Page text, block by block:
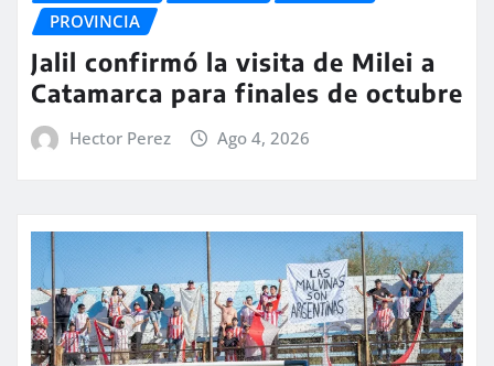
PROVINCIA
Jalil confirmó la visita de Milei a
Catamarca para finales de octubre
Hector Perez Ago 4, 2026